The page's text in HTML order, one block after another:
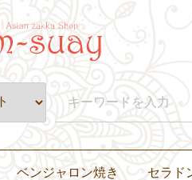
ベンジャロン焼き セラド